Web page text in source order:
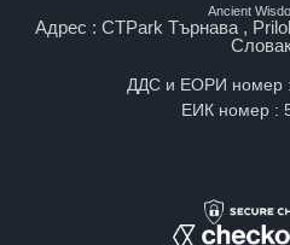
Ancient
Адрес : CTPark Търнава ,
ДДС и ЕОРИ номер
ЕИК номер :